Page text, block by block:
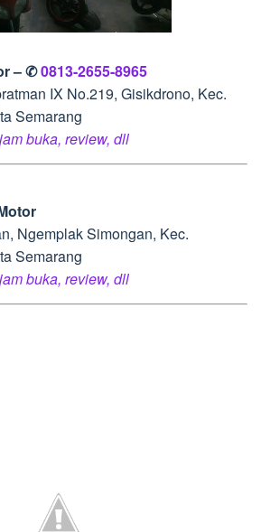
– ✆0813-2655-8965
IX No.219, Gisikdrono, Kec.
Semarang
buka, review, dll
Ngemplak Simongan, Kec.
Semarang
buka, review, dll